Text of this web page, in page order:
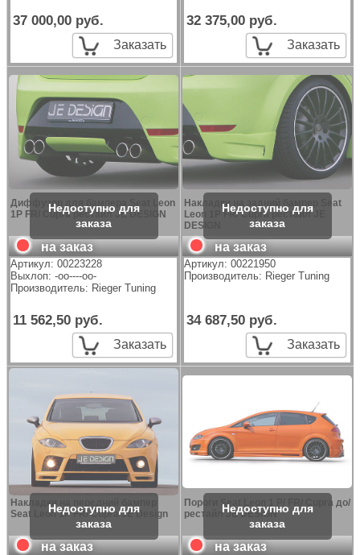
37 000,00 руб.
Заказать
32 375,00 руб.
Заказать
Диффузор для бампера Seat Leon
1P FR/ Cupra рестайл JE DESIGN
на заказ
Артикул: 00223228
Выхлоп: -oo----oo-
Производитель: Rieger Tuning
11 562,50 руб.
Заказать
Накладки на задний бампер Seat
Leon 1P FR/ Cupra рестайл JE
DESIGN
на заказ
Артикул: 00221950
Производитель: Rieger Tuning
34 687,50 руб.
Заказать
Накладки на передний бампер
Seat Leon 1P FR/ Cupra JE Design
на заказ
Пороги Seat Leon 1 P/ FR/ Cupra до/
рестайл JE DESIGN
на заказ